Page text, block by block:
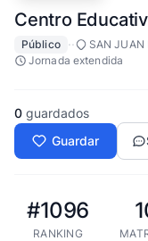
Centro
Público ·· SAN JUAN
Jornada extendida
0 guardados
Guardar
#1096
RANKING